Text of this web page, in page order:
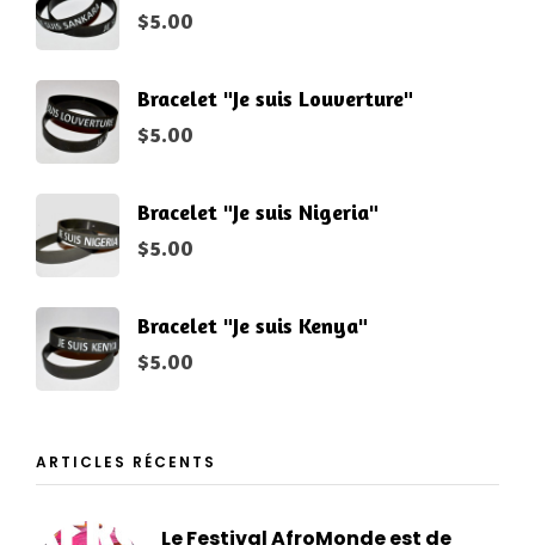
$5.00
Bracelet "Je suis Louverture"
$5.00
Bracelet "Je suis Nigeria"
$5.00
Bracelet "Je suis Kenya"
$5.00
ARTICLES RÉCENTS
Le Festival AfroMonde est de